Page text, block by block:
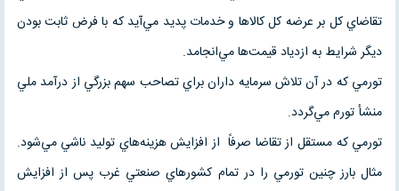
تقاضاي کل بر عرضه کل کالاها و خدمات پديد مي‌آيد که با فرض ثابت بودن
ديگر شرايط به ازدياد قيمت‌ها مي‌انجامد.
تورمي که در آن تلاش سرمايه داران براي تصاحب سهم بزرگي از درآمد ملي
منشأ تورم مي‌گردد.
تورمي که مستقل از تقاضا صرفاً از افزايش هزينه‌هاي توليد ناشي مي‌شود.
مثال بارز چنين تورمي را در تمام کشورهاي صنعتي غرب پس از افزايش